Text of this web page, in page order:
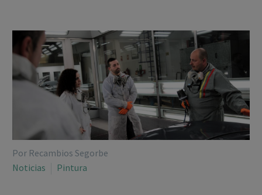
Por Recambios Segorbe
Noticias
Pintura